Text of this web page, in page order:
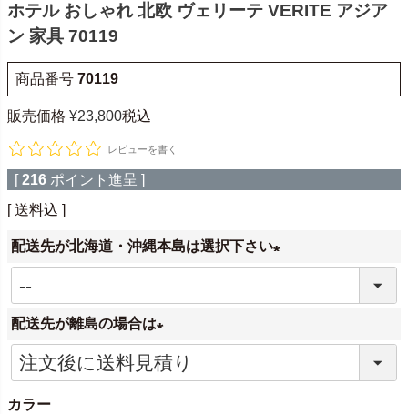
ホテル おしゃれ 北欧 ヴェリーテ VERITE アジア
ン 家具 70119
商品番号 70119
販売価格 ¥23,800税込
レビューを書く
[ 216 ポイント進呈 ]
送料込
配送先が北海道・沖縄本島は選択下さい
必
配送先が離島の場合は
(
必
カラー